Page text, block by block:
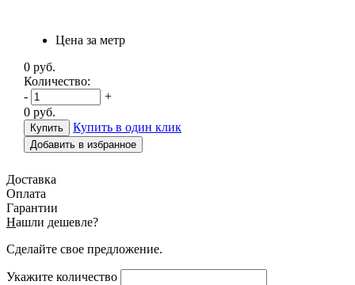
Цена за метр
0 руб.
Количество:
-
+
0 руб.
Купить в один клик
Добавить в избранное
Доставка
Оплата
Гарантии
Нашли дешевле?
Сделайте свое предложение.
Укажите количество